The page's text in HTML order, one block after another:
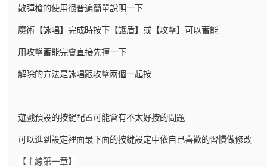
散彈槍的使用很普遍簡單說明一下
魔術【詠唱】完成時按下【護盾】或【攻擊】可以蓄能
用攻擊蓄能完會直接先揮一下
解除的方法是詠唱跟攻擊兩個一起按
遊戲預設的按鍵配置可能會有不太好按的問題
可以進到設定裡面最下面的按鍵設定中依自己喜歡的習慣做修改
【主線第一章】